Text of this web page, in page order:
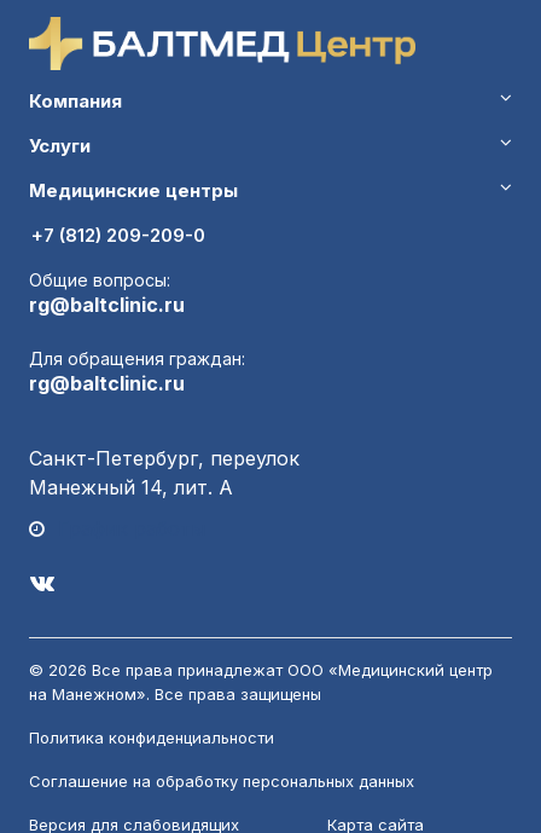
Компания
Услуги
Медицинские центры
+7 (812) 209-209-0
Общие вопросы:
rg@baltclinic.ru
Для обращения граждан:
rg@baltclinic.ru
Санкт-Петербург, переулок
Манежный 14, лит. А
© 2026 Все права принадлежат ООО «Медицинский центр
на Манежном». Все права защищены
Политика конфиденциальности
Соглашение на обработку персональных данных
Версия для слабовидящих Карта сайта